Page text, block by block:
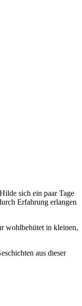
sich ein paar Tage
Erfahrung erlangen
wohlbehütet in kleinen,
aus dieser